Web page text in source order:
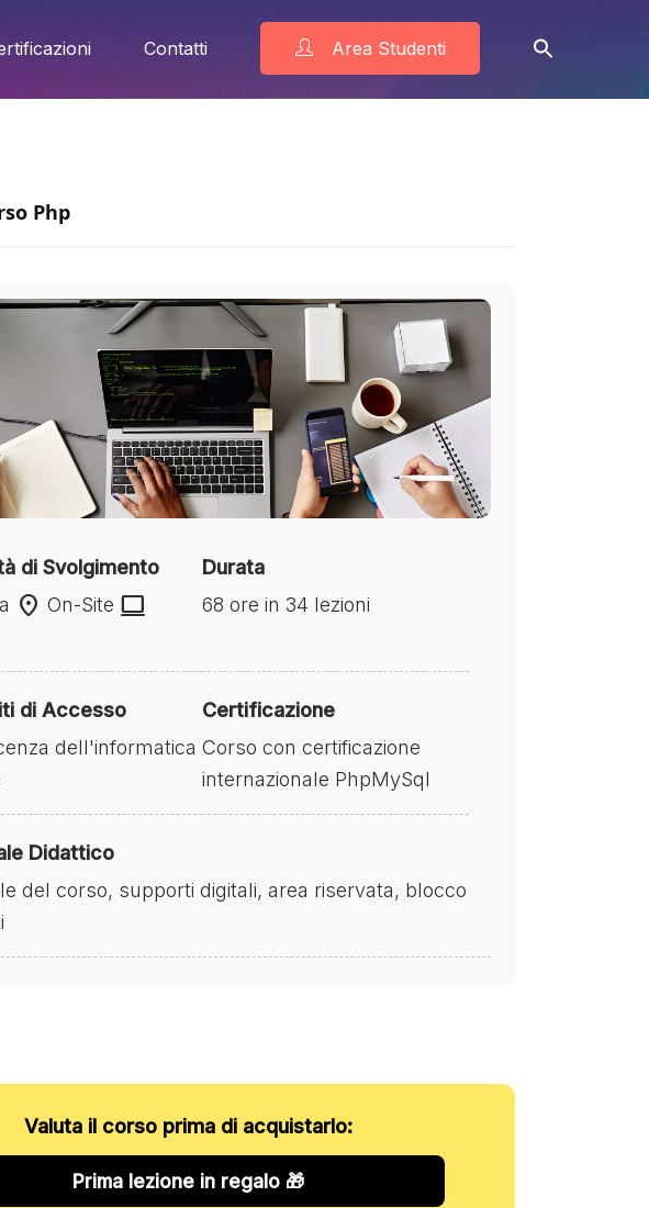
Contatti Area Studenti
Php
di Svolgimento
location_on On-Site laptop
Durata
68 ore in 34 lezioni
di Accesso
dell'informatica
Certificazione
Corso con certificazione
internazionale PhpMySql
Didattico
del corso, supporti digitali, area riservata, blocco
Valuta il corso prima di acquistarlo:
Prima lezione in regalo 🎁